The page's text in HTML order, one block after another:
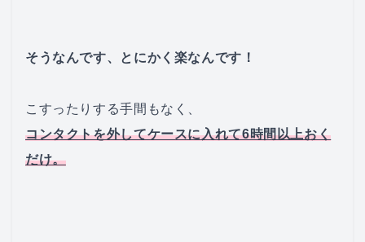
そうなんです、とにかく楽なんです！
こすったりする手間もなく、
コンタクトを外してケースに入れて6時間以上おく
だけ。